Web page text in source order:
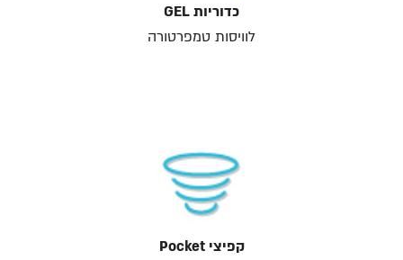
כדוריות GEL
לוויסות טמפרטורה
קפיצי Pocket